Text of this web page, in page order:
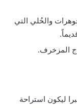
والحُلي التي
المزخرف.
ليكون استراحة